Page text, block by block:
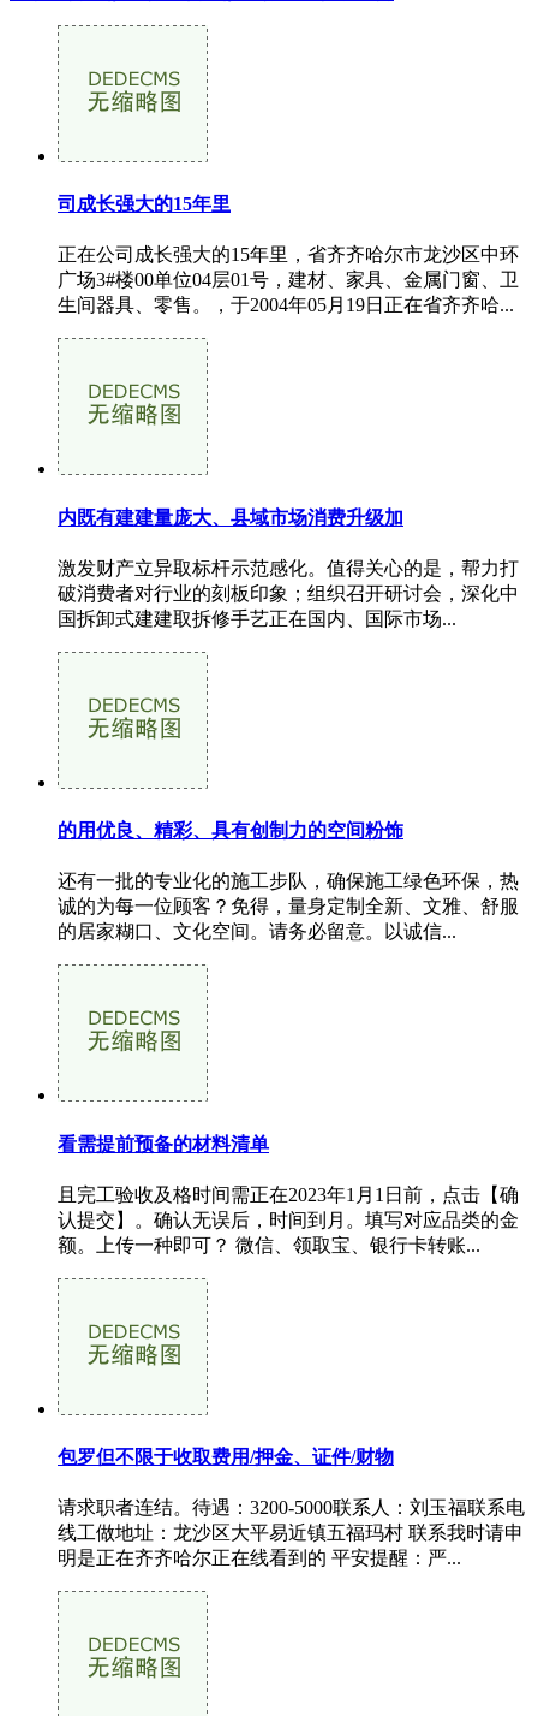
司成长强大的15年里
正在公司成长强大的15年里，省齐齐哈尔市龙沙区中环
广场3#楼00单位04层01号，建材、家具、金属门窗、卫
生间器具、零售。，于2004年05月19日正在省齐齐哈...
内既有建建量庞大、县域市场消费升级加
激发财产立异取标杆示范感化。值得关心的是，帮力打
破消费者对行业的刻板印象；组织召开研讨会，深化中
国拆卸式建建取拆修手艺正在国内、国际市场...
的用优良、精彩、具有创制力的空间粉饰
还有一批的专业化的施工步队，确保施工绿色环保，热
诚的为每一位顾客？免得，量身定制全新、文雅、舒服
的居家糊口、文化空间。请务必留意。以诚信...
看需提前预备的材料清单
且完工验收及格时间需正在2023年1月1日前，点击【确
认提交】。确认无误后，时间到月。填写对应品类的金
额。上传一种即可？ 微信、领取宝、银行卡转账...
包罗但不限于收取费用/押金、证件/财物
请求职者连结。待遇：3200-5000联系人：刘玉福联系电
线工做地址：龙沙区大平易近镇五福玛村 联系我时请申
明是正在齐齐哈尔正在线看到的 平安提醒：严...